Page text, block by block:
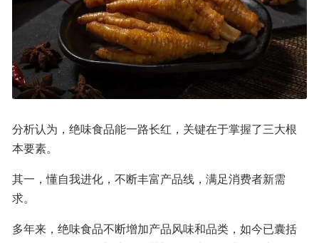
分析认为，绝味食品能一路长红，关键在于掌握了三大根
本要素。
其一，懂自我进化，不断丰富产品线，满足消费者新需
求。
多年来，绝味食品不断增加产品风味和品类，如今已囊括